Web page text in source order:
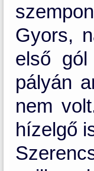
Gyors,
első
pályán
nem
hízelgő